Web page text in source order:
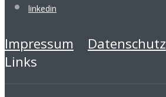
linkedin
Impressum Datenschutz
Links